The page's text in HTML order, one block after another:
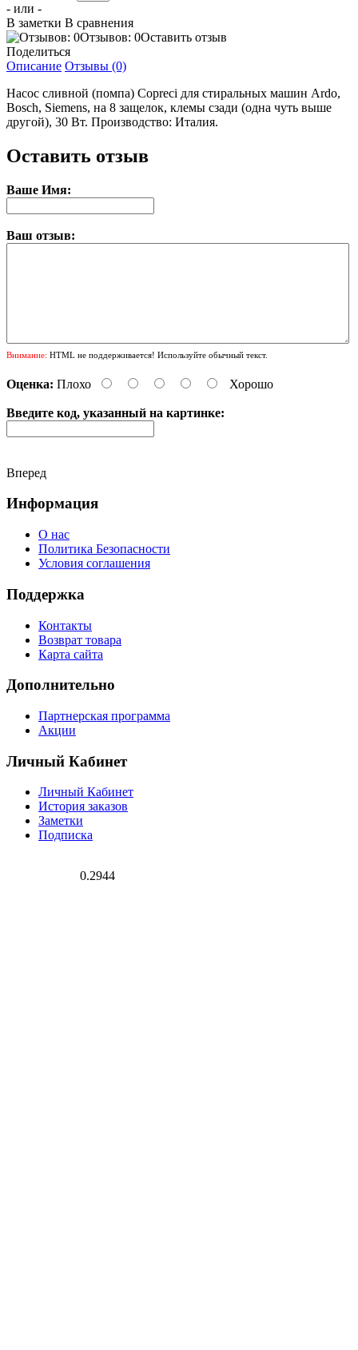
- или -
В заметки В сравнения
Отзывов: 0Оставить отзыв
Поделиться
Описание Отзывы (0)
Насос сливной (помпа) Copreci для стиральных машин Ardo,
Bosch, Siemens, на 8 защелок, клемы сзади (одна чуть выше
другой), 30 Вт. Производство: Италия.
Оставить отзыв
Ваше Имя:
Ваш отзыв:
Внимание: HTML не поддерживается! Используйте обычный текст.
Оценка: Плохо Хорошо
Введите код, указанный на картинке:
Вперед
Информация
О нас
Политика Безопасности
Условия соглашения
Поддержка
Контакты
Возврат товара
Карта сайта
Дополнительно
Партнерская программа
Акции
Личный Кабинет
Личный Кабинет
История заказов
Заметки
Подписка
0.2944